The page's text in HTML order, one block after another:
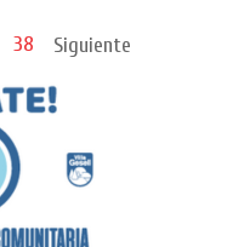
38 Siguiente